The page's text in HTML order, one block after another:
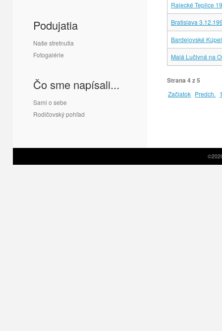
Podujatia
Naše stretnutia
Fotogalérie
Čo sme napísali...
Sami o sebe
Rodičovský pohľad
Rajecké Teplice
Bratislava
Bardejovské
Malá Lučivná na
Strana 4 z 5
Začiatok Predch.